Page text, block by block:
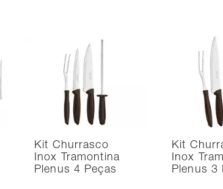
Kit Churrasco
Inox Tramontina
Plenus 4 Peças
Kit
Inox
Plenus 3